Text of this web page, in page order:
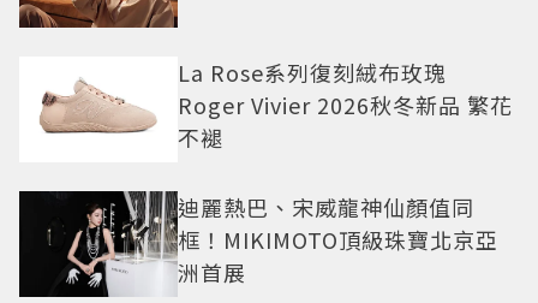
La Rose系列復刻絨布玫瑰
Roger Vivier 2026秋冬新品 繁花
不褪
迪麗熱巴、宋威龍神仙顏值同
框！MIKIMOTO頂級珠寶北京亞
洲首展